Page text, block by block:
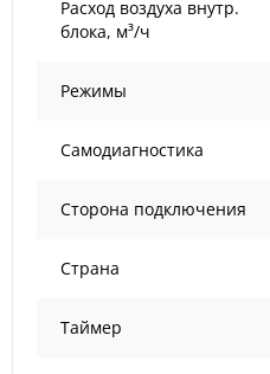
Расход воздуха внутр.
блока, м³/ч
Режимы
Самодиагностика
Сторона подключения
Страна
Таймер